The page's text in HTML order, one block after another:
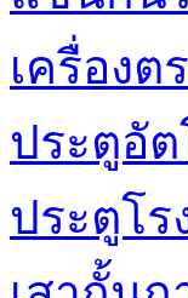
เครื่องต
ประตูอั
ประตูโร